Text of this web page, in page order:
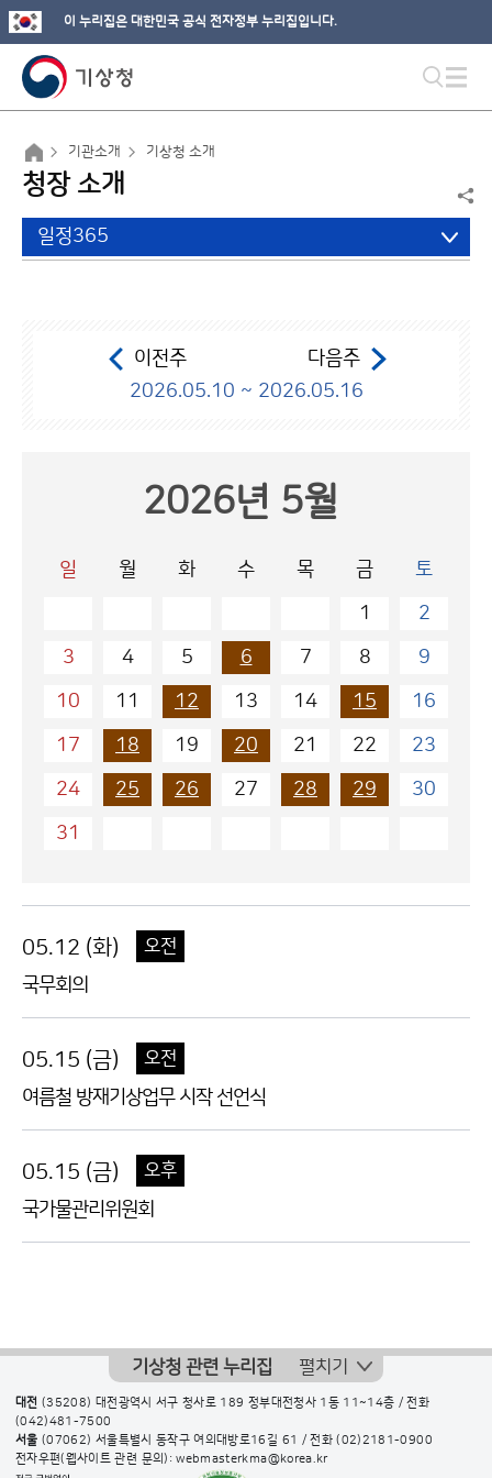
이 누리집은 대한민국 공식 전자정부 누리집입니다.
기관소개 기상청 소개
청장 소개
일정365
이전주
다음주
2026.05.10 ~ 2026.05.16
2026년 5월
일 월 화 수 목 금
토
1
2
3
4 5 6 7 8
9
10
11 12 13 14 15
16
17
18 19 20 21 22
23
24
25 26 27 28 29
30
31
05.12 (화) 오전
국무회의
05.15 (금) 오전
여름철 방재기상업무 시작 선언식
05.15 (금) 오후
국가물관리위원회
기상청 관련 누리집 펼치기
대전 (35208) 대전광역시 서구 청사로 189 정부대전청사 1동 11~14층 / 전화
(042)481-7500
서울 (07062) 서울특별시 동작구 여의대방로16길 61 / 전화(02)2181-0900
전자우편(웹사이트 관련 문의): webmasterkma@korea.kr